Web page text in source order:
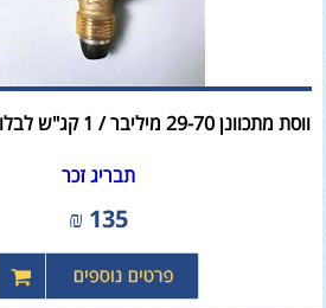
ווסת מתכוונן 29-70 מיליבר / 1 קג"ש לבלון גז - תבריג זכר
תבריג זכר
135
₪